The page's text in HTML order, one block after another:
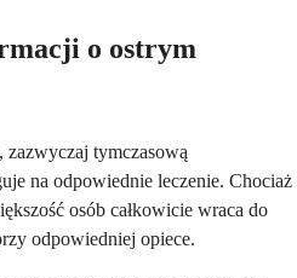
o ostrym
zazwyczaj tymczasową
na odpowiednie leczenie. Chociaż
osób całkowicie wraca do
odpowiedniej opiece.